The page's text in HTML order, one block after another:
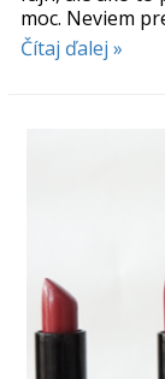
moc. Neviem
Čítaj ďalej »